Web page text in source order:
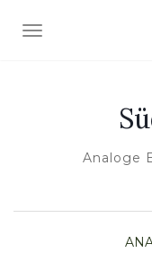
NAVIGATION
Analoge